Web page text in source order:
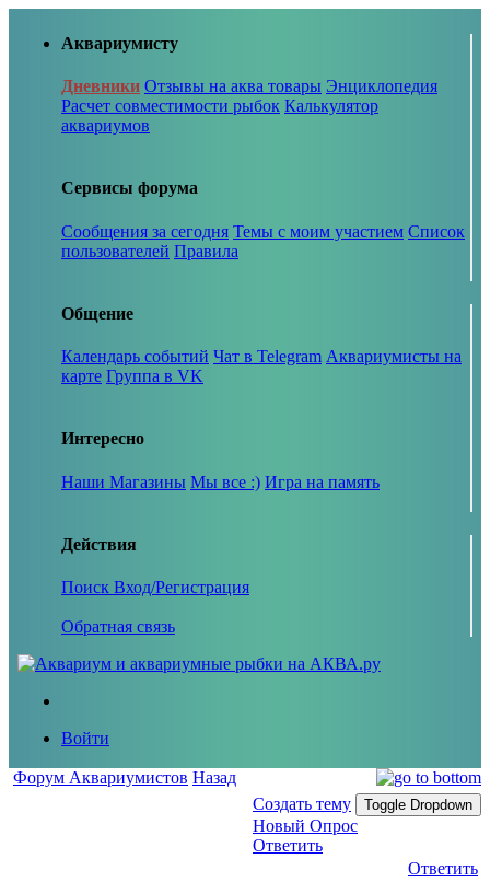
Аквариумисту
Дневники Отзывы на аква товары Энциклопедия
Расчет совместимости рыбок Калькулятор
аквариумов
Сервисы форума
Сообщения за сегодня Темы с моим участием Список
пользователей Правила
Общение
Календарь событий Чат в Telegram Аквариумисты на
карте Группа в VK
Интересно
Наши Магазины Мы все :) Игра на память
Действия
Поиск Вход/Регистрация
Обратная связь
Войти
Форум Аквариумистов Назад
Создать тему
Toggle Dropdown
Новый Опрос
Ответить
Ответить